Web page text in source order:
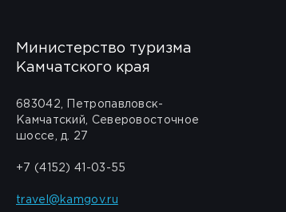
Министерство туризма
Камчатского края
683042, Петропавловск-
Камчатский, Северовосточное
шоссе, д. 27
+7 (4152) 41-03-55
travel@kamgov.ru